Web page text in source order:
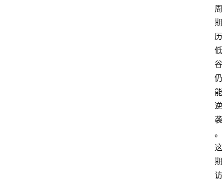
周
期
历
低
谷
仍
能
逆
袭
。
这
期
访